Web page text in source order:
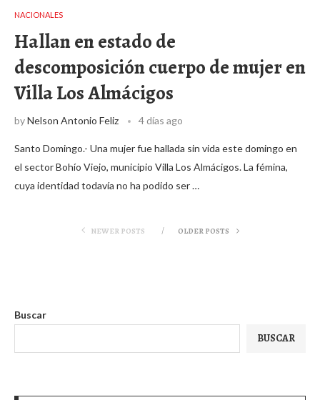
NACIONALES
Hallan en estado de
descomposición cuerpo de mujer en
Villa Los Almácigos
byNelson Antonio Feliz 4 días ago
Santo Domingo.- Una mujer fue hallada sin vida este domingo en
el sector Bohío Viejo, municipio Villa Los Almácigos. La fémina,
cuya identidad todavía no ha podido ser …
NEWER POSTS OLDER POSTS
Buscar
BUSCAR